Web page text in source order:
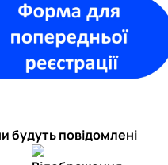
будуть повідомлені